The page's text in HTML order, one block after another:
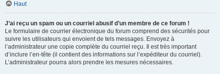
Haut
J’ai reçu un spam ou un courriel abusif d’un membre de ce forum !
Le formulaire de courrier électronique du forum comprend des sécurités pour
suivre les utilisateurs qui envoient de tels messages. Envoyez à
l’administrateur une copie complète du courriel reçu. Il est très important
d’inclure l’en-tête (il contient des informations sur l’expéditeur du courriel).
L’administrateur pourra alors prendre les mesures nécessaires.